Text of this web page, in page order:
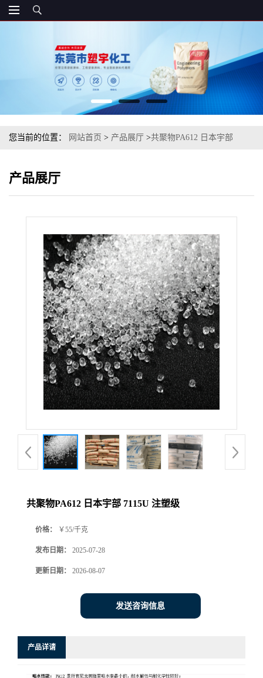
您当前的位置： 网站首页 > 产品展厅 >共聚物PA612 日本宇部
产品展厅
共聚物PA612 日本宇部 7115U 注塑级
价格： ￥55/千克
发布日期： 2025-07-28
更新日期： 2026-08-07
发送咨询信息
产品详请